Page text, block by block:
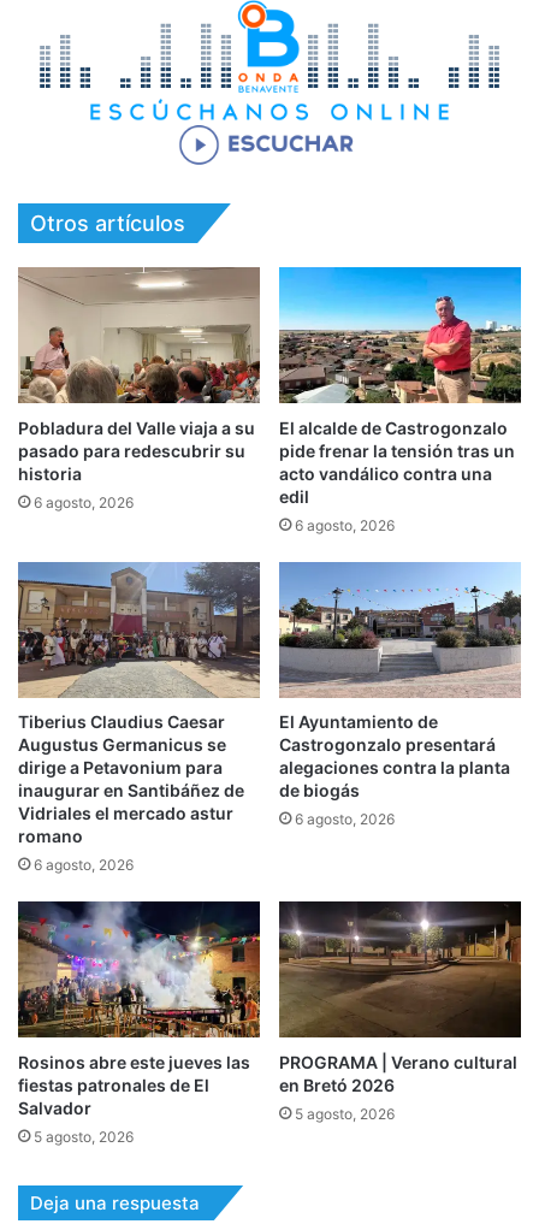
Otros artículos
Pobladura del Valle viaja a su
pasado para redescubrir su
historia
6 agosto, 2026
El alcalde de Castrogonzalo
pide frenar la tensión tras un
acto vandálico contra una
edil
6 agosto, 2026
Tiberius Claudius Caesar
Augustus Germanicus se
dirige a Petavonium para
inaugurar en Santibáñez de
Vidriales el mercado astur
romano
6 agosto, 2026
El Ayuntamiento de
Castrogonzalo presentará
alegaciones contra la planta
de biogás
6 agosto, 2026
Rosinos abre este jueves las
fiestas patronales de El
Salvador
5 agosto, 2026
PROGRAMA | Verano cultural
en Bretó 2026
5 agosto, 2026
Deja una respuesta